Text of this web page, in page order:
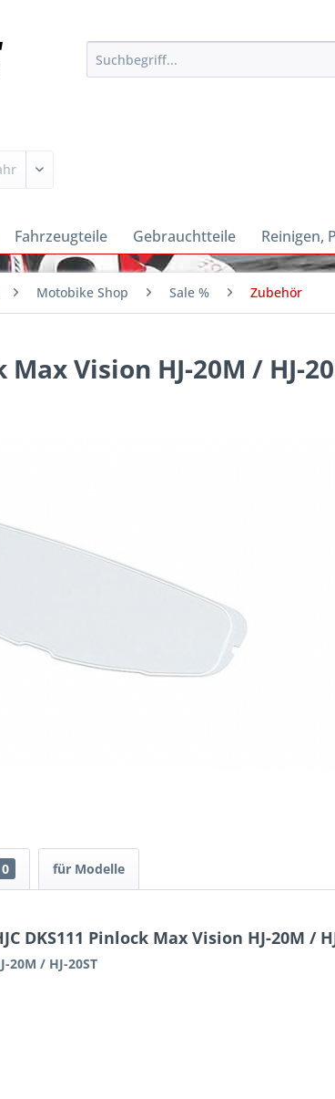
Fahrzeugteile Gebrauchtteile Reinigen,
Motobike Shop Sale % Zubehör
Max Vision HJ-20M / HJ-
0 für Modelle
DKS111 Pinlock Max Vision HJ-20M /
20M / HJ-20ST